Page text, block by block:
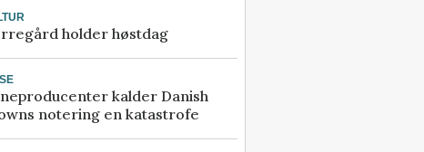
holder høstdag
kalder Danish
notering en katastrofe